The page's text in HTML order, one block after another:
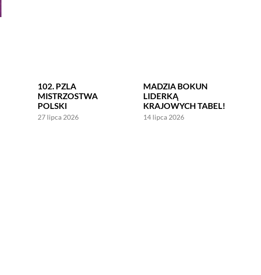
102. PZLA
MISTRZOSTWA
POLSKI
27 lipca 2026
MADZIA BOKUN
LIDERKĄ
KRAJOWYCH TABEL!
14 lipca 2026